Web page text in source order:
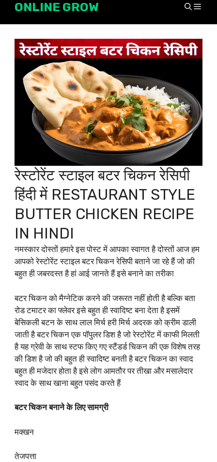
SkipONLINE GROW
रेस्टोरेंट स्टाइल बटर चिकन रेसिपी
हिंदी में RESTAURANT STYLE
BUTTER CHICKEN RECIPE
IN HINDI
नमस्कार दोस्तों हमारे इस पोस्ट में आपका स्वागत है दोस्तों आज हम
आपको रेस्टोरेंट स्टाइल बटर चिकन रेसिपी बताने जा रहे हैं जो की
बहुत ही जबरदस्त है हां आई जानते हैं इसे बनाने का तरीका
बटर चिकन को मैग्नेटिक करने की जरूरत नहीं होती है बल्कि बता
रोड टमाटर का फ्लेवर इसे बहुत ही स्वादिष्ट बना देता है इसमें
बेसिकली बटन के साथ लाल मिर्च हरी मिर्च अदरक को क्रीम डाली
जाती है बटर चिकन एक पॉपुलर डिश है जो रेस्टोरेंट में काफी मिलती
है यह ग्रेवी के साथ स्टफ किए गए स्टैंडर्ड चिकन की एक विशेष तरह
की डिश है जो की बहुत ही स्वादिष्ट बनती है बटर चिकन का स्वाद
बहुत ही मजेदार होता है इसे लोग आमतौर पर तीखा और मसालेदार
स्वाद के साथ खाना बहुत पसंद करते हैं
बटर चिकन बनाने के लिए सामग्री
मक्खन
तेजपत्ता